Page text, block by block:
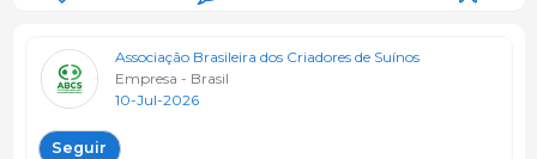
Associação Brasileira dos Criadores de Suínos
Empresa - Brasil
10-Jul-2026
Seguir